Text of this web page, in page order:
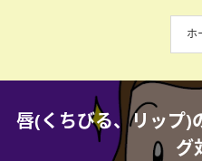
ホ
唇(くちびる、リップ)
グ